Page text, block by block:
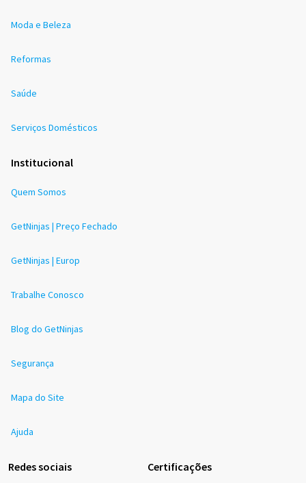
Moda e Beleza
Reformas
Saúde
Serviços Domésticos
Institucional
Quem Somos
GetNinjas | Preço Fechado
GetNinjas | Europ
Trabalhe Conosco
Blog do GetNinjas
Segurança
Mapa do Site
Ajuda
Redes sociais Certificações